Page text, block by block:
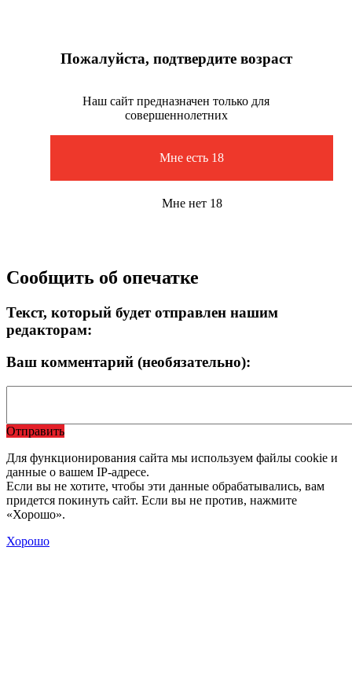
Пожалуйста, подтвердите возраст
Наш сайт предназначен только для
совершеннолетних
Мне есть 18
Мне нет 18
Сообщить об опечатке
Текст, который будет отправлен нашим
редакторам:
Ваш комментарий (необязательно):
Отправить
Для функционирования сайта мы используем файлы cookie и
данные о вашем IP-адресе.
Если вы не хотите, чтобы эти данные обрабатывались, вам
придется покинуть сайт. Если вы не против, нажмите
«Хорошо».
Хорошо